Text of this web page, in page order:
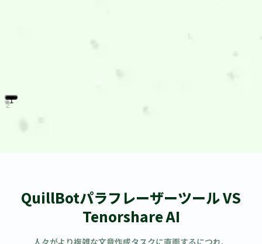
1
2
QuillBotパラフレーザーツール VS
Tenorshare AI
人々がより複雑な文章作成タスクに直面するにつれ、